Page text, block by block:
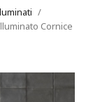
Cornice